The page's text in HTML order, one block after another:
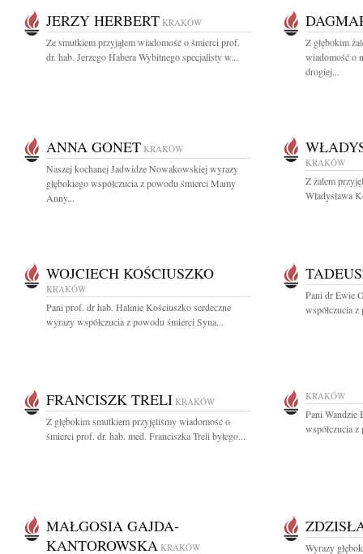
JERZY HERBERT KRAKÓW
Ze smutkiem przyjąłem wiadomość o śmierci prof.
dr. hab. Jerzego Habera Wybitnego specjalisty w...
Z głębokim
wiadomość o
drogiej...
ANNA GONET KRAKÓW
Naszej kochanej Jadwidze Nowakowskiej wyrazy
głębokiego współczucia z powodu śmierci Mamy
Anny...
KRAKÓW
Z żalem
Władysława
WOJCIECH KOŚCIUSZKO
KRAKÓW
Pani prof. dr hab. Halinie Kościuszko serdeczne
wyrazy współczucia z powodu śmierci Syna...
Pani dr Ewie
współczucia
FRANCISZK TRELI KRAKÓW
Z głębokim smutkiem przyjęliśmy wiadomość o
śmierci prof. dr. hab. med. Franciszka Treli byłego...
KRAKÓW
Pani Wandzie
współczucia
MAŁGOSIA GAJDA-
KANTOROWSKA KRAKÓW
Wyrazy